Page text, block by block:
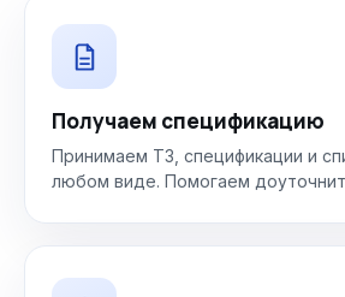
Получаем спецификацию
Принимаем ТЗ, спецификации и
любом виде. Помогаем